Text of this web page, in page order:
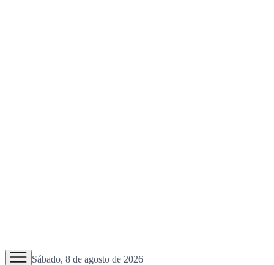
Sábado, 8 de agosto de 2026